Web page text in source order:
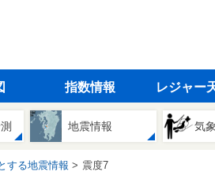
指数情報 レジャー
地震情報 気
する地震情報 震度7